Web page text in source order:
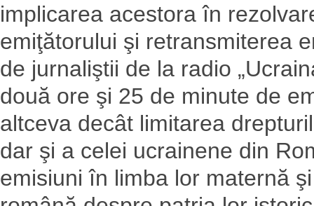
implicarea acestora în
emiţătorului şi retransmiterea
de jurnaliştii de la radio
două ore şi 25 de minute de
altceva decât limitarea
dar şi a celei ucrainene din
emisiuni în limba lor maternă